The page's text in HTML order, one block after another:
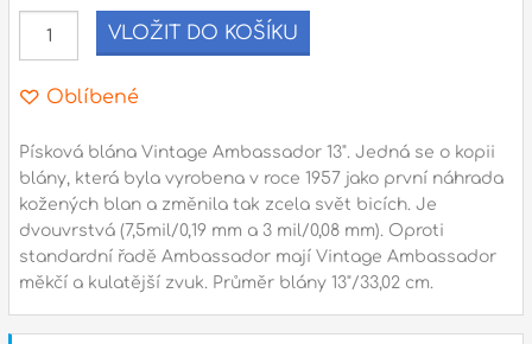
Adresa
Seifertova 69,
gsm.: +420 777 888 088
tel.: +420 222 782 732
email: prodejna@bici.cz
Otevírací doba
pondělí – pátek :10:00 – 18:00
VLOŽIT DO KOŠÍKU
Oblíbené
Písková blána Vintage Ambassador 13". Jedná se o kopii
blány, která byla vyrobena v roce 1957 jako první náhrada
kožených blan a změnila tak zcela svět bicích. Je
dvouvrstvá (7,5mil/0,19 mm a 3 mil/0,08 mm). Oproti
standardní řadě Ambassador mají Vintage Ambassador
měkčí a kulatější zvuk. Průměr blány 13"/33,02 cm.